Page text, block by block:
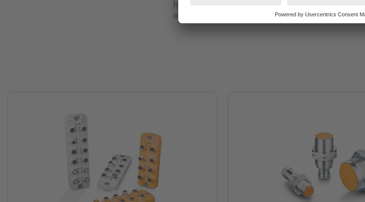
har de en høj beskyttelsesgrad på op til IP69K og
omgivelser.